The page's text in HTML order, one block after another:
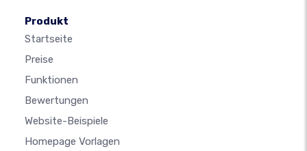
Produkt
Startseite
Preise
Funktionen
Bewertungen
Website-Beispiele
Homepage Vorlagen